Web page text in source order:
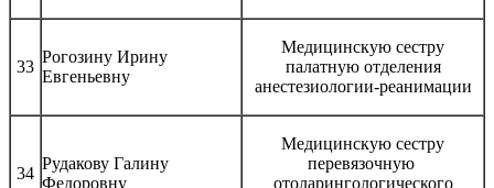
33
Рогозину Ирину
Евгеньевну
Медицинскую сестру
палатную отделения
анестезиологии-реанимации
34
Рудакову Галину
Федоровну
Медицинскую сестру
перевязочную
отоларингологического